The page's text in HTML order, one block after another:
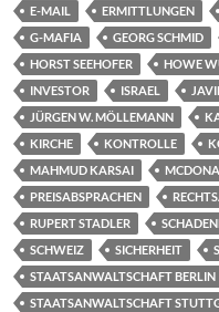
E-MAIL
ERMITTLUNGEN
G-MAFIA
GEORG SCHMID
HORST SEEHOFER
HOWE
INVESTOR
ISRAEL
JÜRGEN W. MÖLLEMANN
KIRCHE
KONTROLLE
MAHMUD KARSAI
PREISABSPRACHEN
RUPERT STADLER
SCHWEIZ
SICHERHEIT
STAATSANWALTSCHAFT BERLIN
STAATSANWALTSCHAFT